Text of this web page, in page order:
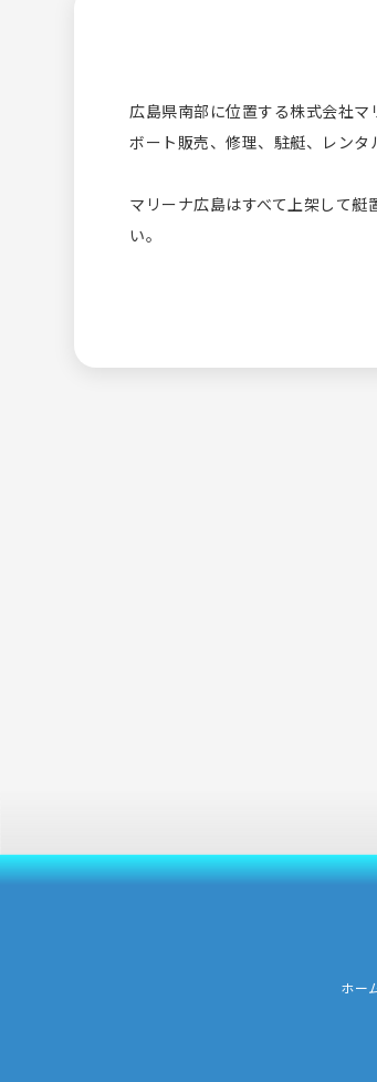
広島県南部に位置する株式会社マ
ボート販売、修理、駐艇、レンタ
マリーナ広島はすべて上架して
い。
ホー